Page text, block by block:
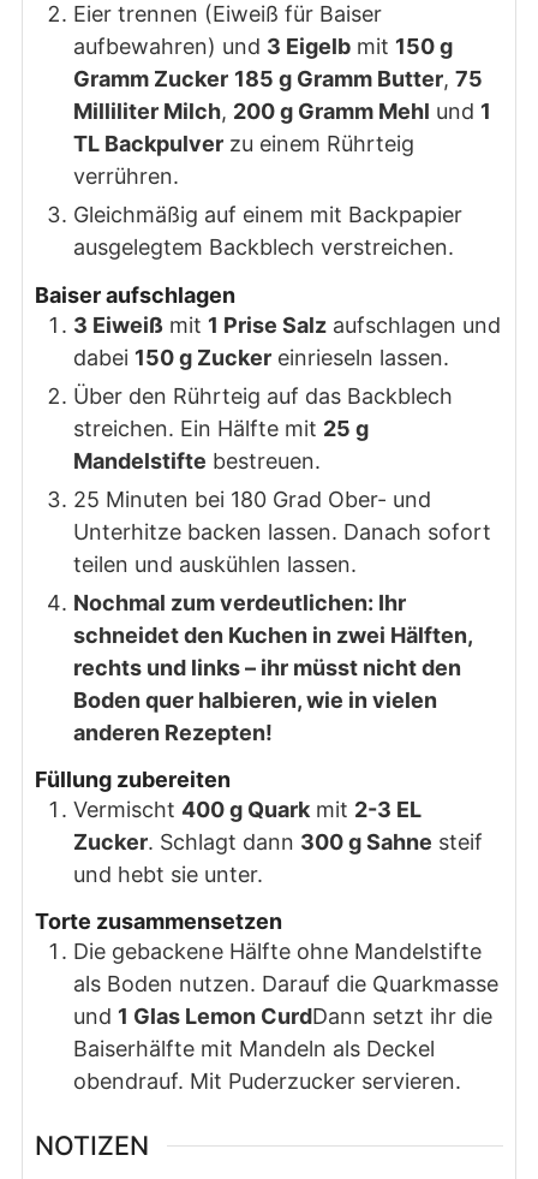
Eier trennen (Eiweiß für Baiser
aufbewahren) und 3 Eigelbmit 150 g
Gramm Zucker 185 g Gramm Butter, 75
Milliliter Milch, 200 g Gramm Mehl und 1
TL Backpulverzu einem Rührteig
verrühren.
Gleichmäßig auf einem mit Backpapier
ausgelegtem Backblech verstreichen.
Baiser aufschlagen
3 Eiweißmit 1 Prise Salzaufschlagen und
dabei 150 g Zuckereinrieseln lassen.
Über den Rührteig auf das Backblech
streichen. Ein Hälfte mit 25 g
Mandelstifte bestreuen.
25 Minuten bei 180 Grad Ober- und
Unterhitze backen lassen. Danach sofort
teilen und auskühlen lassen.
Nochmal zum verdeutlichen: Ihr
schneidet den Kuchen in zwei Hälften,
rechts und links – ihr müsst nicht den
Boden quer halbieren, wie in vielen
anderen Rezepten!
Füllung zubereiten
Vermischt 400 g Quarkmit 2-3 EL
Zucker. Schlagt dann 300 g Sahne steif
und hebt sie unter.
Torte zusammensetzen
Die gebackene Hälfte ohne Mandelstifte
als Boden nutzen. Darauf die Quarkmasse
und 1 Glas Lemon CurdDann setzt ihr die
Baiserhälfte mit Mandeln als Deckel
obendrauf. Mit Puderzucker servieren.
NOTIZEN